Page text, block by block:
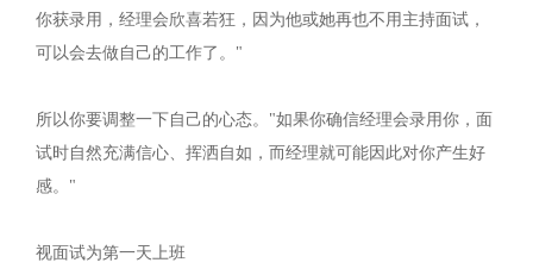
你获录用，经理会欣喜若狂，因为他或她再也不用主持面试，
可以会去做自己的工作了。"
所以你要调整一下自己的心态。"如果你确信经理会录用你，面
试时自然充满信心、挥洒自如，而经理就可能因此对你产生好
感。"
视面试为第一天上班